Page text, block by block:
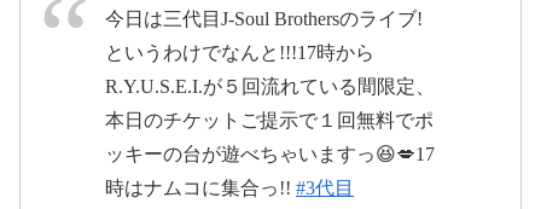
2017年1月15日
#Metropoliz
pic.twitter.com/OSbzhf7lHf
今日は三代目J-Soul Brothersのライブ!
というわけでなんと!!!17時から
R.Y.U.S.E.I.が５回流れている間限定、
本日のチケットご提示で１回無料でポ
ッキーの台が遊べちゃいますっ😆💋17
時はナムコに集合っ!! #3代目